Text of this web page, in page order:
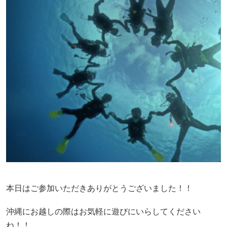
本日はご参加いただきありがとうございました！！
沖縄にお越しの際はお気軽に遊びにいらしてください
ね！！